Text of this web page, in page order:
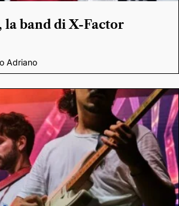
band di X-Factor
Adriano